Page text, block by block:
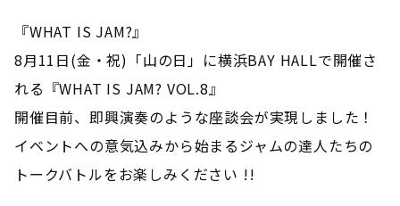
『WHAT IS JAM?』
8月11日(金・祝)「山の日」に横浜BAY HALLで開催さ
れる『WHAT IS JAM? VOL.8』
開催目前、即興演奏のような座談会が実現しました！
イベントへの意気込みから始まるジャムの達人たちの
トークバトルをお楽しみください !!